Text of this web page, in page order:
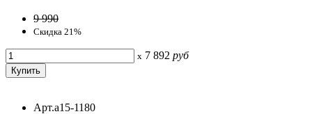
9 990
Скидка 21%
x 7 892 руб
Арт.a15-1180